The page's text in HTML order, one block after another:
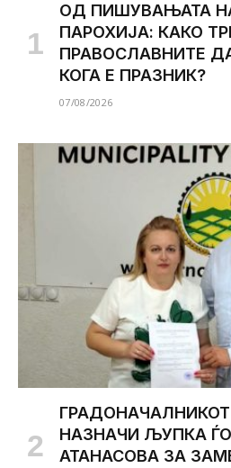
ОД ПИШУВАЊАТА
ПАРОХИЈА: КАКО
ПРАВОСЛАВНИТЕ
КОГА Е ПРАЗНИК?
07/08/2026
НАЗНАЧИ ЉУПКА
АТАНАСОВА ЗА